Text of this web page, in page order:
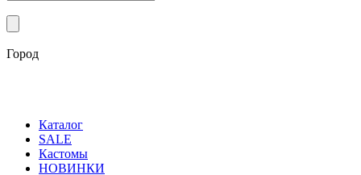
Город
Каталог
SALE
Кастомы
НОВИНКИ